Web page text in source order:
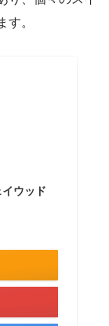
す。
ウッド